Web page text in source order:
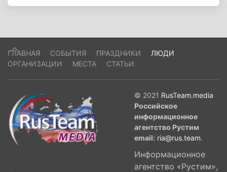
ГЛАВНАЯ СОБЫТИЯ ПРАЗДНИКИ
ЛЮДИ
ОРГАНИЗАЦИИ
МЕСТА СТАТЬИ
© 2021 RusTeam.media
Российское
информационное
агентство Рустим
email: ria@rus.team.
Информационное
агентство «Рустим»,